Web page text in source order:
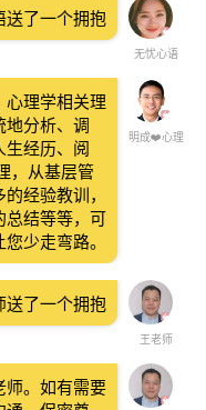
无忧心语
送了一个拥抱
明成❤️心理
心理学相关理
地分析、调
生经历、阅
，从基层管
经验教训，
总结等等，可
少走弯路。
王老师
送了一个拥抱
师。如有需要